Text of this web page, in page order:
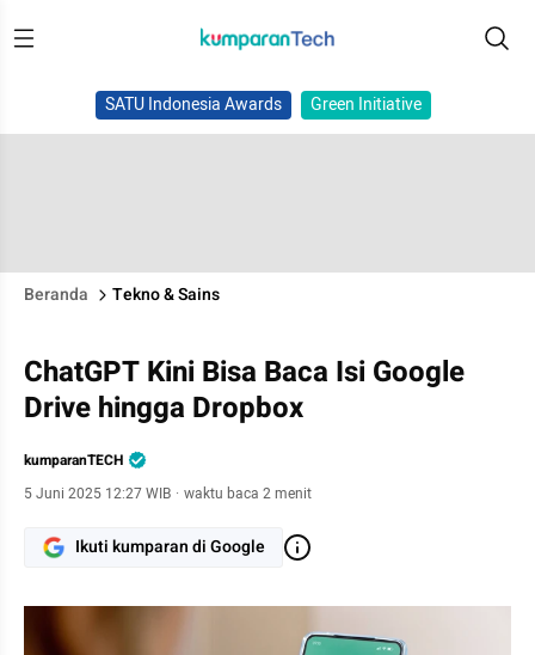
SATU Indonesia Awards Green Initiative
Beranda Tekno & Sains
ChatGPT Kini Bisa Baca Isi Google
Drive hingga Dropbox
kumparanTECH
5 Juni 2025 12:27 WIB · waktu baca 2 menit
Ikuti kumparan di Google